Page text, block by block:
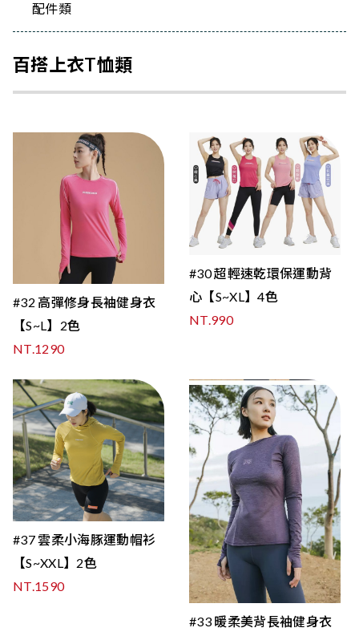
配件類
百搭上衣T恤類
#32 高彈修身長袖健身衣
【S~L】2色
NT.1290
#30 超輕速乾環保運動背
心【S~XL】4色
NT.990
#37 雲柔小海豚運動帽衫
【S~XXL】2色
NT.1590
#33 暖柔美背長袖健身衣